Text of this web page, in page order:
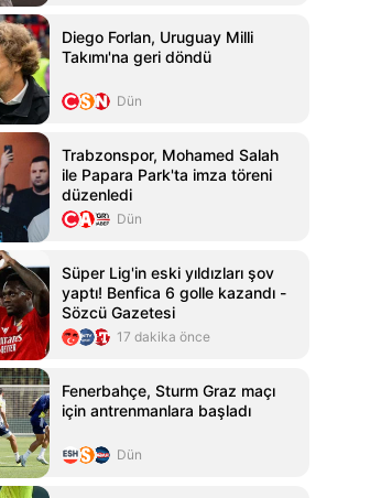
Diego Forlan, Uruguay Milli
Takımı'na geri döndü
Dün
Trabzonspor, Mohamed Salah
ile Papara Park'ta imza töreni
düzenledi
Dün
Süper Lig'in eski yıldızları şov
yaptı! Benfica 6 golle kazandı -
Sözcü Gazetesi
17 dakika önce
Fenerbahçe, Sturm Graz maçı
için antrenmanlara başladı
Dün